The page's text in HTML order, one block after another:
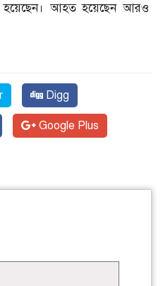
হয়েছেন। আহত হয়েছেন আরও
Digg
Google Plus